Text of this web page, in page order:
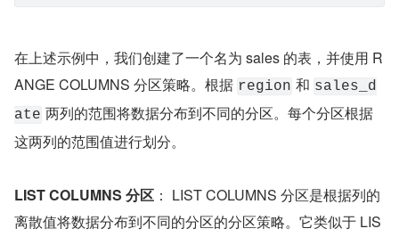
在上述示例中，我们创建了一个名为 sales 的表，并使用 R
ANGE COLUMNS 分区策略。根据 region 和 sales_d
ate 两列的范围将数据分布到不同的分区。每个分区根据
这两列的范围值进行划分。
LIST COLUMNS 分区 ： LIST COLUMNS 分区是根据列的
离散值将数据分布到不同的分区的分区策略。它类似于 LIS